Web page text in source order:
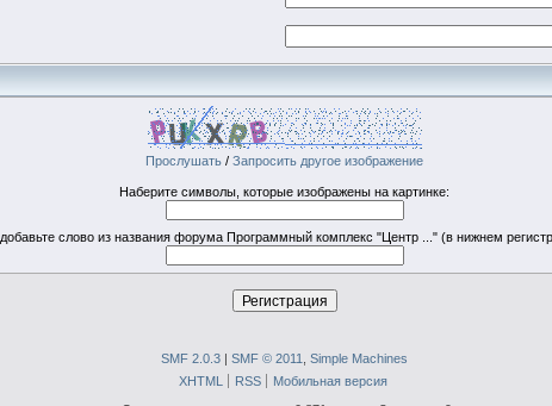
Прослушать /Запросить другое изображение
Наберите символы, которые изображены на картинке:
добавьте слово из названия форума Программный комплекс "Центр ..." (в нижнем
SMF 2.0.3 |SMF © 2011 ,Simple Machines
XHTML
RSS
Мобильная версия